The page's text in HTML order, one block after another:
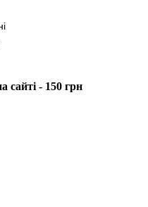
сайті - 150 грн